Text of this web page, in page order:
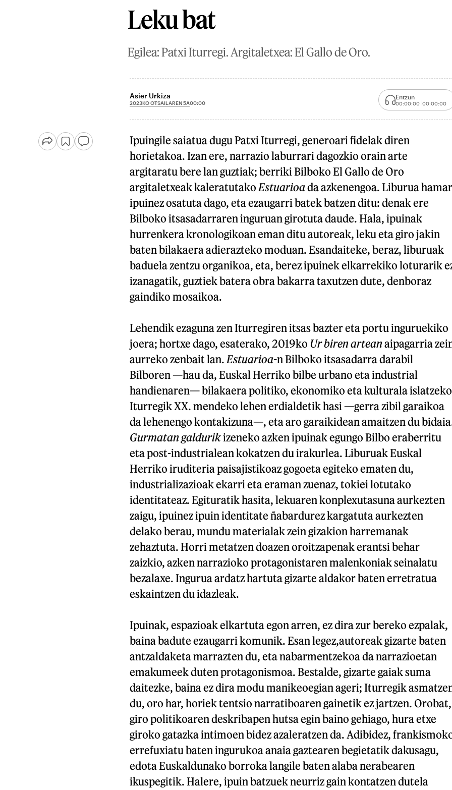
Leku bat
Egilea: Patxi Iturregi. Argitaletxea: El Gallo de Oro.
Asier Urkiza
2023KO OTSAILAREN 5A00:00
Entzun
00:00:00 00:00:00
Ipuingile saiatua dugu Patxi Iturregi, generoari fidelak diren
horietakoa. Izan ere, narrazio laburrari dagozkio orain arte
argitaratu bere lan guztiak; berriki Bilboko El Gallo de Oro
argitaletxeak kaleratutako Estuarioada azkenengoa. Liburua hamar
ipuinez osatuta dago, eta ezaugarri batek batzen ditu: denak ere
Bilboko itsasadarraren inguruan girotuta daude. Hala, ipuinak
hurrenkera kronologikoan eman ditu autoreak, leku eta giro jakin
baten bilakaera adierazteko moduan. Esandaiteke, beraz, liburuak
baduela zentzu organikoa, eta, berez ipuinek elkarrekiko loturarik
izanagatik, guztiek batera obra bakarra taxutzen dute, denboraz
gaindiko mosaikoa.
Lehendik ezaguna zen Iturregiren itsas bazter eta portu inguruekiko
joera; hortxe dago, esaterako, 2019ko Ur biren arteanaipagarria
aurreko zenbait lan. Estuarioa-n Bilboko itsasadarra darabil
Bilboren —hau da, Euskal Herriko bilbe urbano eta industrial
handienaren— bilakaera politiko, ekonomiko eta kulturala
Iturregik XX. mendeko lehen erdialdetik hasi —gerra zibil garaikoa
da lehenengo kontakizuna—, eta aro garaikidean amaitzen du
Gurmatan galdurikizeneko azken ipuinak egungo Bilbo eraberritu
eta post-industrialean kokatzen du irakurlea. Liburuak Euskal
Herriko iruditeria paisajistikoaz gogoeta egiteko ematen du,
industrializazioak ekarri eta eraman zuenaz, tokiei lotutako
identitateaz. Egituratik hasita, lekuaren konplexutasuna aurkezten
zaigu, ipuinez ipuin identitate ñabardurez kargatuta aurkezten
delako berau, mundu materialak zein gizakion harremanak
zehaztuta. Horri metatzen doazen oroitzapenak erantsi behar
zaizkio, azken narrazioko protagonistaren malenkoniak seinalatu
bezalaxe. Ingurua ardatz hartuta gizarte aldakor baten erretratua
eskaintzen du idazleak.
Ipuinak, espazioak elkartuta egon arren, ez dira zur bereko ezpalak,
baina badute ezaugarri komunik. Esan legez,autoreak gizarte baten
antzaldaketa marrazten du, eta nabarmentzekoa da narrazioetan
emakumeek duten protagonismoa. Bestalde, gizarte gaiak suma
daitezke, baina ez dira modu manikeoegian ageri; Iturregik
du, oro har, horiek tentsio narratiboaren gainetik ez jartzen. Orobat,
giro politikoaren deskribapen hutsa egin baino gehiago, hura etxe
giroko gatazka intimoen bidez azaleratzen da. Adibidez,
errefuxiatu baten ingurukoa anaia gaztearen begietatik dakusagu,
edota Euskaldunako borroka langile baten alaba nerabearen
ikuspegitik. Halere, ipuin batzuek neurriz gain kontatzen dutela